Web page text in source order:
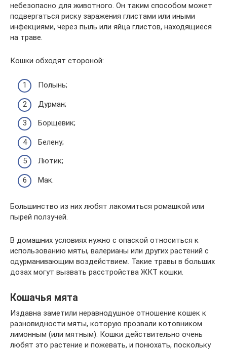
небезопасно для животного. Он таким способом может
подвергаться риску заражения глистами или иными
инфекциями, через пыль или яйца глистов, находящиеся
на траве.
Кошки обходят стороной:
Полынь;
Дурман;
Борщевик;
Белену;
Лютик;
Мак.
Большинство из них любят лакомиться ромашкой или
пырей ползучей.
В домашних условиях нужно с опаской относиться к
использованию мяты, валерианы или других растений с
одурманивающим воздействием. Такие травы в больших
дозах могут вызвать расстройства ЖКТ кошки.
Кошачья мята
Издавна заметили неравнодушное отношение кошек к
разновидности мяты, которую прозвали котовником
лимонным (или мятным). Кошки действительно очень
любят это растение и пожевать, и понюхать, поскольку